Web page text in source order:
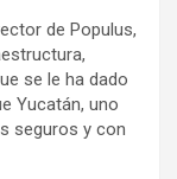
de Populus,
se le ha dado
Yucatán, uno
seguros y con